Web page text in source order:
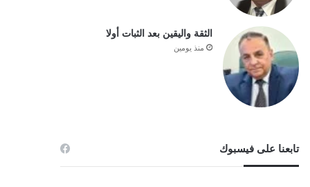
الثقة واليقين بعد الثبات أولا
منذ يومين
تابعنا على فيسبوك